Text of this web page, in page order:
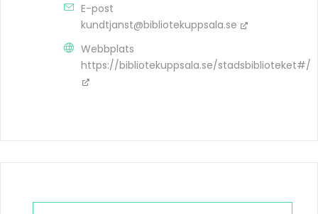
E-post
kundtjanst@bibliotekuppsala.se
Webbplats
https://bibliotekuppsala.se/stadsbiblioteket#/